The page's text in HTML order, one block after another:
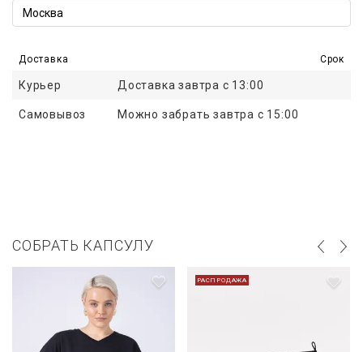
Доставка Срок
Курьер Доставка завтра с 13:00
Самовывоз Можно забрать завтра с 15:00
СОБРАТЬ КАПСУЛУ
РАСПРОДАЖА